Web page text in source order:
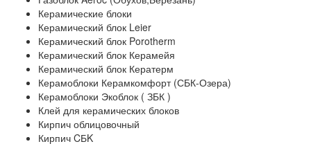
Керамические блоки
Керамический блок Leier
Керамический блок Porotherm
Керамический блок Керамейя
Керамический блок Кератерм
Керамоблоки Керамкомфорт (СБК-Озера)
Керамоблоки Экоблок ( ЗБК )
Клей для керамических блоков
Кирпич облицовочный
Кирпич CБK